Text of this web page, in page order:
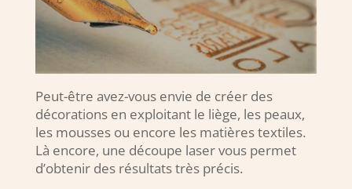
Peut-être avez-vous envie de créer des
décorations en exploitant le liège, les peaux,
les mousses ou encore les matières textiles.
Là encore, une découpe laser vous permet
d’obtenir des résultats très précis.